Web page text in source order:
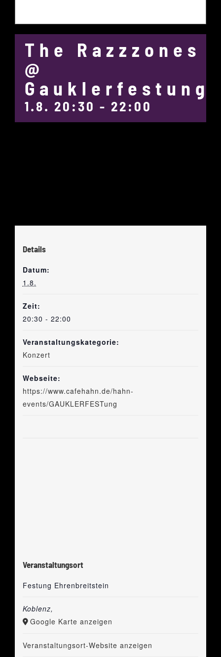
The Razzzones
@
Gauklerfestung
1.8. 20:30 - 22:00
Details
Datum:
1.8.
Zeit:
20:30 - 22:00
Veranstaltungskategorie:
Konzert
Webseite:
https://www.cafehahn.de/hahn-
events/GAUKLERFESTung
Veranstaltungsort
Festung Ehrenbreitstein
Koblenz,
Google Karte anzeigen
Veranstaltungsort-Website anzeigen